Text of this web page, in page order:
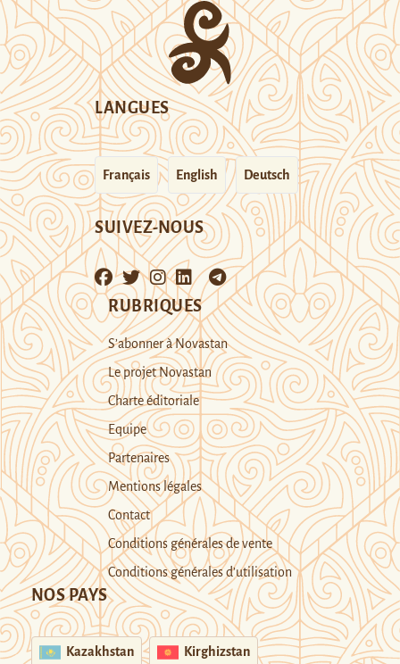
LANGUES
Français English Deutsch
SUIVEZ-NOUS
RUBRIQUES
S’abonner à Novastan
Le projet Novastan
Charte éditoriale
Equipe
Partenaires
Mentions légales
Contact
Conditions générales de vente
Conditions générales d’utilisation
NOS PAYS
Kazakhstan Kirghizstan